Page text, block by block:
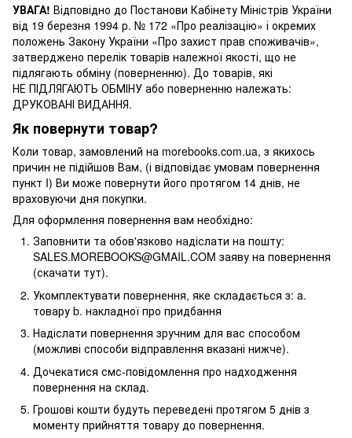
УВАГА! Відповідно до Постанови Кабінету Міністрів України
від 19 березня 1994 р. № 172 «Про реалізацію» і окремих
положень Закону України «Про захист прав споживачів»,
затверджено перелік товарів належної якості, що не
підлягають обміну (поверненню). До товарів, які
НЕ ПІДЛЯГАЮТЬ ОБМІНУ або поверненню належать:
ДРУКОВАНІ ВИДАННЯ.
Як повернути товар?
Коли товар, замовлений на morebooks.com.ua, з якихось
причин не підійшов Вам, (і відповідає умовам повернення
пункт I) Ви може повернути його протягом 14 днів, не
враховуючи дня покупки.
Для оформлення повернення вам необхідно:
Заповнити та обов'язково надіслати на пошту:
SALES.MOREBOOKS@GMAIL.COM заяву на повернення
(скачати тут).
Укомплектувати повернення, яке складається з: a.
товару b. накладної про придбання
Надіслати повернення зручним для вас способом
(можливі способи відправлення вказані нижче).
Дочекатися смс-повідомлення про надходження
повернення на склад.
Грошові кошти будуть переведені протягом 5 днів з
моменту прийняття товару до повернення.